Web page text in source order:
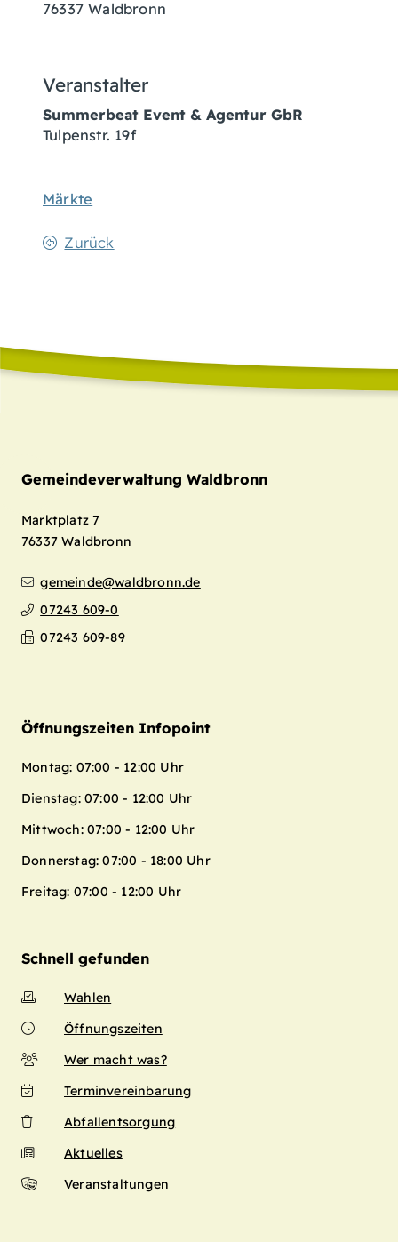
76337 Waldbronn
Veranstalter
Summerbeat Event & Agentur GbR
Tulpenstr. 19f
Märkte
Zurück
Gemeindeverwaltung Waldbronn
Marktplatz 7
76337 Waldbronn
gemeinde@waldbronn.de
07243 609-0
07243 609-89
Öffnungszeiten Infopoint
Montag: 07:00 - 12:00 Uhr
Dienstag: 07:00 - 12:00 Uhr
Mittwoch: 07:00 - 12:00 Uhr
Donnerstag: 07:00 - 18:00 Uhr
Freitag: 07:00 - 12:00 Uhr
Schnell gefunden
Wahlen
Öffnungszeiten
Wer macht was?
Terminvereinbarung
Abfallentsorgung
Aktuelles
Veranstaltungen